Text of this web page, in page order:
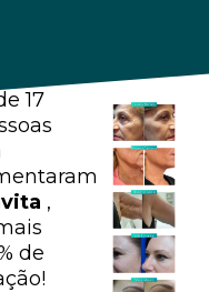
17
,
de